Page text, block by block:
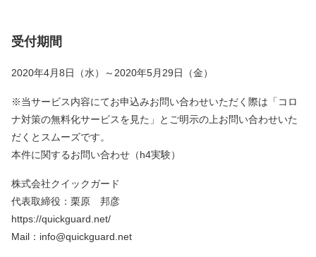
受付期間
2020年4月8日（水）～2020年5月29日（金）
※当サービス内容にてお申込みお問い合わせいただく際は「コロ
ナ対策の無料化サービスを見た」とご明示の上お問い合わせいた
だくとスムーズです。
本件に関するお問い合わせ（h4実験）
株式会社クイックガード
代表取締役：栗原 邦彦
https://quickguard.net/
Mail：info@quickguard.net